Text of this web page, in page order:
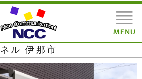
ル 伊那市